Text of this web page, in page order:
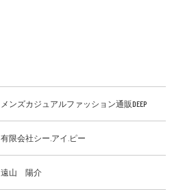
メンズカジュアルファッション通販DEEP
有限会社シー.アイ.ピー
遠山 陽介